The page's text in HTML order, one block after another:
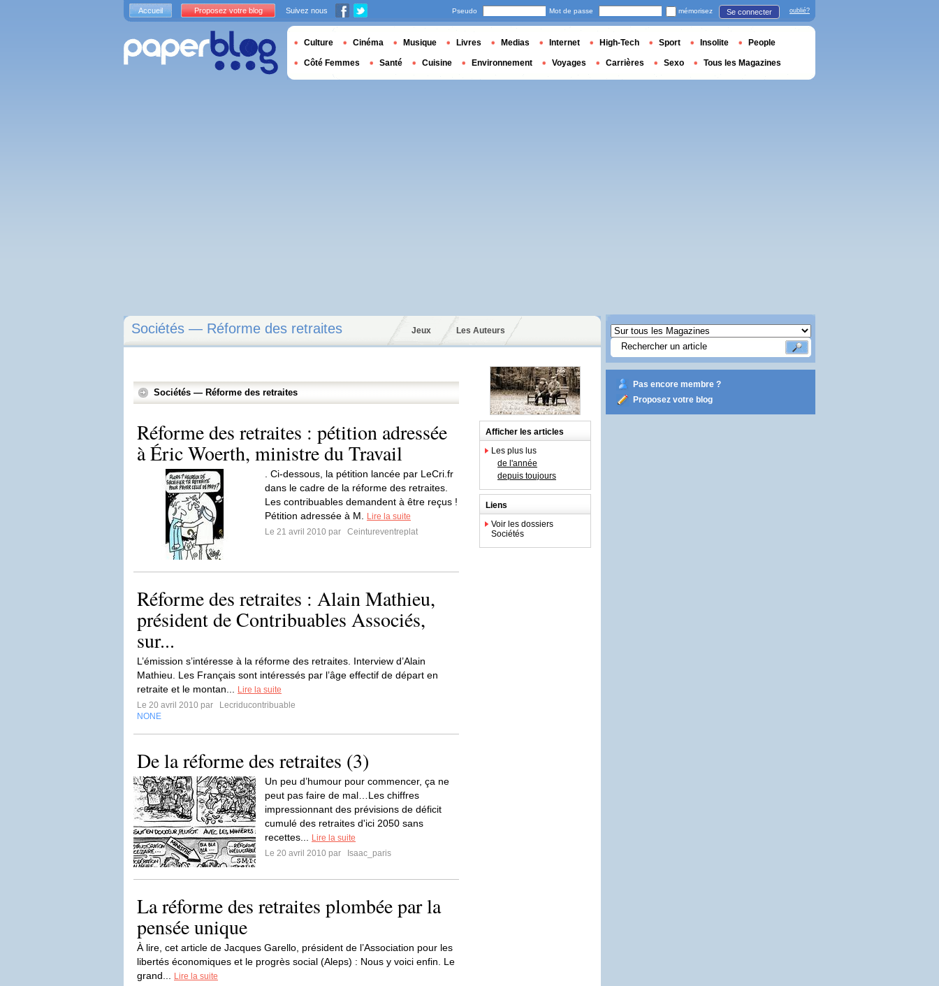
Sociétés — Réforme des retraites Jeux Les Auteurs
Sociétés — Réforme des retraites
Réforme des retraites : pétition adressée
à Éric Woerth, ministre du Travail
. Ci-dessous, la pétition lancée par LeCri.fr
dans le cadre de la réforme des retraites.
Les contribuables demandent à être reçus !
Pétition adressée à M.
Lire la suite
Le 21 avril 2010 par
Ceintureventreplat
Réforme des retraites : Alain Mathieu,
président de Contribuables Associés,
sur...
L’émission s’intéresse à la réforme des retraites. Interview d’Alain
Mathieu. Les Français sont intéressés par l’âge effectif de départ en
retraite et le montan...
Lire la suite
Le 20 avril 2010 par
Lecriducontribuable
NONE
De la réforme des retraites (3)
Un peu d’humour pour commencer, ça ne
peut pas faire de mal…Les chiffres
impressionnant des prévisions de déficit
cumulé des retraites d'ici 2050 sans
recettes...
Lire la suite
Le 20 avril 2010 par
Isaac_paris
La réforme des retraites plombée par la
pensée unique
À lire, cet article de Jacques Garello, président de l’Association pour les
libertés économiques et le progrès social (Aleps) : Nous y voici enfin. Le
grand...
Lire la suite
Afficher les articles
Les plus lus
de l'année
depuis toujours
Liens
Voir les dossiers
Sociétés
Pas encore membre ?
Proposez votre blog
Accueil Proposez votre blog Suivez nous Pseudo Mot de passe mémorisez Se connecter oublié?
Culture Cinéma Musique Livres Medias Internet High-Tech Sport Insolite People
Côté Femmes Santé Cuisine Environnement Voyages Carrières Sexo Tous les Magazines